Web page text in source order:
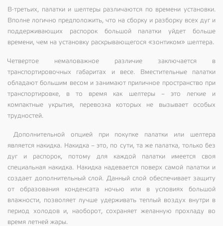
В-третьих, палатки и шелтеры различаются по времени установки.
Вполне логично предположить, что на сборку и разборку всех дуг и
поддерживающих распорок большой палатки уйдет больше
времени, чем на установку раскрывающегося «зонтиком» шелтера.
Четвертое немаловажное различие заключается в
транспортировочных габаритах и весе. Вместительные палатки
обладают большим весом и занимают приличное пространство при
транспортировке, в то время как шелтеры – это легкие и
компактные укрытия, перевозка которых не вызывает особых
трудностей.
Дополнительной опцией при покупке палатки или шелтера
является накидка. Накидка – это, по сути, та же палатка, только без
дуг и распорок, потому для каждой палатки имеется своя
специальная накидка. Накидка надевается поверх самой палатки и
создает дополнительный слой. Данный слой обеспечивает защиту
от образования конденсата ночью или в условиях большой
влажности, позволяет лучше удерживать теплый воздух внутри в
период холодов и, наоборот, сохраняет желанную прохладу во
время летней жары.